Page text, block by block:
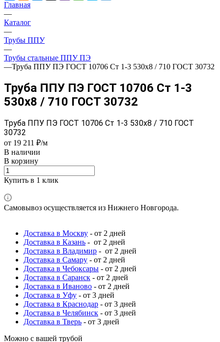
Главная
—
Каталог
—
Трубы ППУ
—
Трубы стальные ППУ ПЭ
—Труба ППУ ПЭ ГОСТ 10706 Ст 1-3 530x8 / 710 ГОСТ 30732
Труба ППУ ПЭ ГОСТ 10706 Ст 1-3
530x8 / 710 ГОСТ 30732
Труба ППУ ПЭ ГОСТ 10706 Ст 1-3 530x8 / 710 ГОСТ
30732
от 19 211 ₽/м
В наличии
В корзину
Купить в 1 клик
Самовывоз осуществляется из Нижнего Новгорода.
Доставка в Москву - от 2 дней
Доставка в Казань - от 2 дней
Доставка в Владимир - от 2 дней
Доставка в Самару - от 2 дней
Доставка в Чебоксары - от 2 дней
Доставка в Саранск - от 2 дней
Доставка в Иваново - от 2 дней
Доставка в Уфу - от 3 дней
Доставка в Краснодар - от 3 дней
Доставка в Челябинск - от 3 дней
Доставка в Тверь - от 3 дней
Можно с вашей трубой